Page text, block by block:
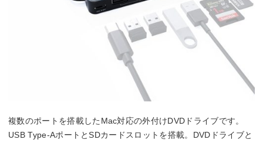
複数のポートを搭載したMac対応の外付けDVDドライブです。
USB Type-AポートとSDカードスロットを搭載。DVDドライブと